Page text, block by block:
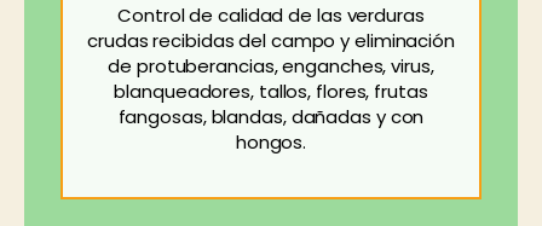
Control de calidad de las verduras
crudas recibidas del campo y eliminación
de protuberancias, enganches, virus,
blanqueadores, tallos, flores, frutas
fangosas, blandas, dañadas y con
hongos.